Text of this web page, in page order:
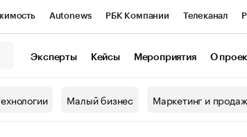
Autonews РБК Компании Телеканал
Эксперты Кейсы Мероприятия О
Малый бизнес Маркетинг и